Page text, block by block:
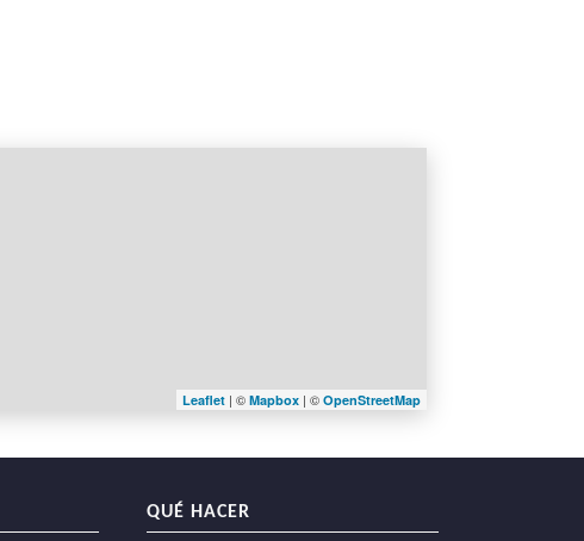
Leaflet | © Mapbox | © OpenStreetMap
QUÉ HACER